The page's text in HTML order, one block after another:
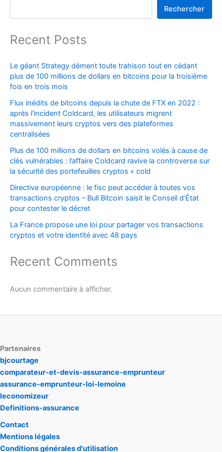
Rechercher
Recent Posts
Le géant Strategy dément toute trahison tout en cédant
plus de 100 millions de dollars en bitcoins pour la troisième
fois en trois mois
Flux inédits de bitcoins depuis la chute de FTX en 2022 :
après l’incident Coldcard, les utilisateurs migrent
massivement leurs cryptos vers des plateformes
centralisées
Plus de 100 millions de dollars en bitcoins volés à cause de
clés vulnérables : l’affaire Coldcard ravive la controverse sur
la sécurité des portefeuilles cryptos « cold
Directive européenne : le fisc peut accéder à toutes vos
transactions cryptos – Bull Bitcoin saisit le Conseil d’État
pour contester le décret
La France propose une loi pour partager vos transactions
cryptos et votre identité avec 48 pays
Recent Comments
Aucun commentaire à afficher.
Partenaires
bjcourtage
comparateur-et-devis-assurance-emprunteur
assurance-emprunteur-loi-lemoine
leconomizeur
Definitions-assurance
Contact
Mentions légales
Conditions générales d'utilisation